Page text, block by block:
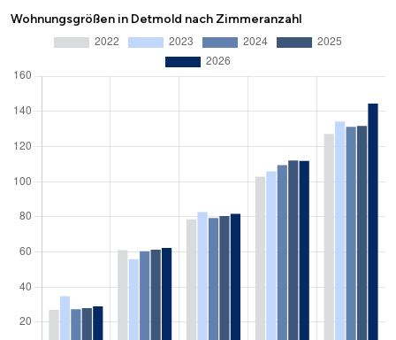
Wohnungsgrößen in Detmold nach Zimmeranzahl